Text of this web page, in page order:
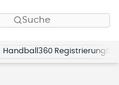
Suche
Handball360 Registrierung